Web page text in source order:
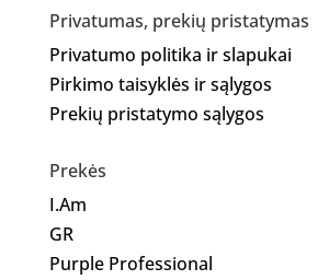
Privatumas, prekių pristatymas
Privatumo politika ir slapukai
Pirkimo taisyklės ir sąlygos
Prekių pristatymo sąlygos
Prekės
I.Am
GR
Purple Professional